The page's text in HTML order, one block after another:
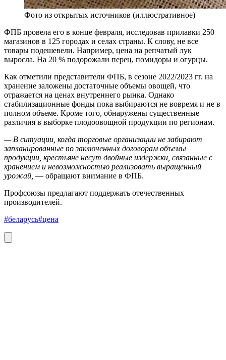
Фото из открытых источников (иллюстративное)
ФПБ провела его в конце февраля, исследовав прилавки 250
магазинов в 125 городах и селах страны. К слову, не все
товары подешевели. Например, цена на репчатый лук
выросла. На 20 % подорожали перец, помидоры и огурцы.
Как отметили представители ФПБ, в сезоне 2022/2023 гг. на
хранение заложены достаточные объемы овощей, что
отражается на ценах внутреннего рынка. Однако
стабилизационные фонды пока выбираются не вовремя и не в
полном объеме. Кроме того, обнаружены существенные
различия в выборке плодоовощной продукции по регионам.
— В ситуации, когда торговые организации не забирают
запланированные по заключенных договорам объемы
продукции, крестьяне несут двойные издержки, связанные с
хранением и невозможностью реализовать выращенный
урожай, — обращают внимание в ФПБ.
Профсоюзы предлагают поддержать отечественных
производителей.
#беларусь#цена